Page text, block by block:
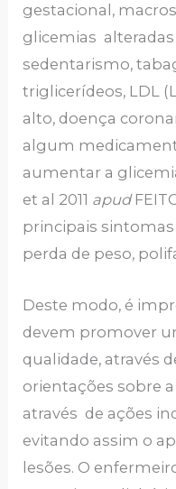
gestacional,
glicemias
sedentarismo,
triglicerídeos, LDL
alto, doença
algum
aumentar a
et al 2011 apud
principais sintomas
perda de peso,
Deste modo, é
devem promover
qualidade, através
orientações sobre
através de ações
evitando assim o
lesões. O